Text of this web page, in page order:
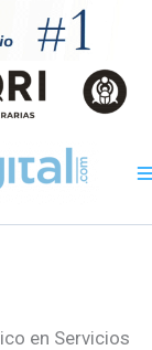
en Servicios